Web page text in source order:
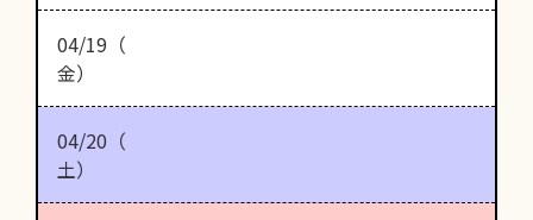
04/19（
金）
04/20（
土）